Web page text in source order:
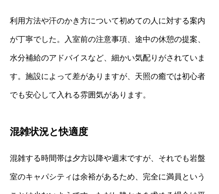
利用方法や汗のかき方について初めての人に対する案内
が丁寧でした。入室前の注意事項、途中の休憩の提案、
水分補給のアドバイスなど、細かい気配りがされていま
す。施設によって差がありますが、天照の癒では初心者
でも安心して入れる雰囲気があります。
混雑状況と快適度
混雑する時間帯は夕方以降や週末ですが、それでも岩盤
室のキャパシティは余裕があるため、完全に満員という